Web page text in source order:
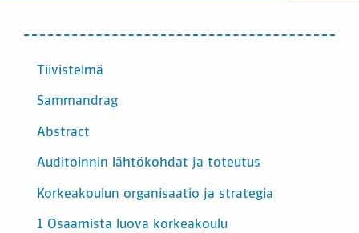
INNEHÅLL
Tiivistelmä
Sammandrag
Abstract
Auditoinnin lähtökohdat ja toteutus
Korkeakoulun organisaatio ja strategia
1 Osaamista luova korkeakoulu